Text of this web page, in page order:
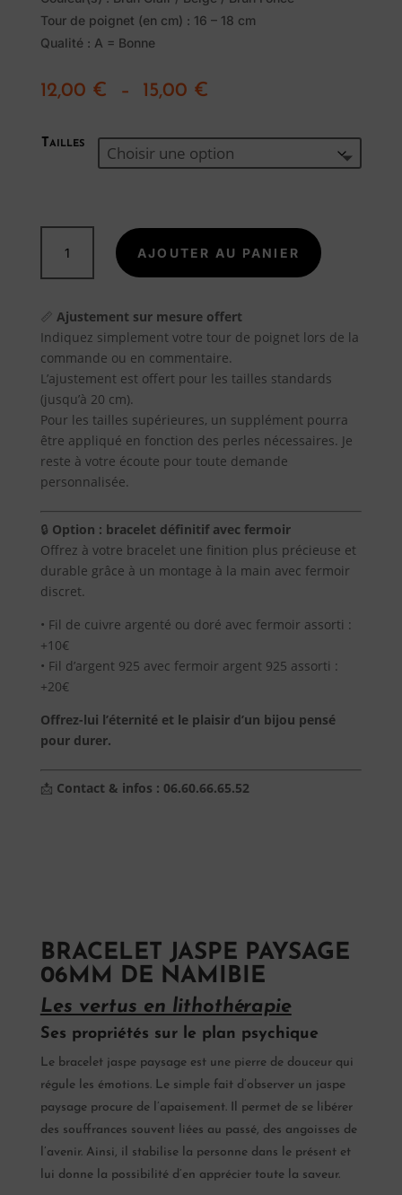
Pierres
Traditionnel
propos
Blog
Contact
Tour de poignet (en cm) : 16 – 18 cm
Qualité : A = Bonne
12,00 € – 15,00 €
12,00 €
à
Tailles
BRACELET
PAYSAGE
DE
NAMIBIE
AJOUTER AU PANIER
📏 Ajustement sur mesure offert
Indiquez simplement votre tour de poignet lors de la
commande ou en commentaire.
L’ajustement est offert pour les tailles standards
(jusqu’à 20 cm).
Pour les tailles supérieures, un supplément pourra
être appliqué en fonction des perles nécessaires. Je
reste à votre écoute pour toute demande
personnalisée.
🔒 Option : bracelet définitif avec fermoir
Offrez à votre bracelet une finition plus précieuse et
durable grâce à un montage à la main avec fermoir
discret.
• Fil de cuivre argenté ou doré avec fermoir assorti :
+10€
• Fil d’argent 925 avec fermoir argent 925 assorti :
+20€
Offrez-lui l’éternité et le plaisir d’un bijou pensé
pour durer.
📩 Contact & infos : 06.60.66.65.52
BRACELET JASPE PAYSAGE
06MM DE NAMIBIE
Les vertus en lithothérapie
Ses propriétés sur le plan psychique
Le bracelet jaspe paysage est une pierre de douceur qui
régule les émotions. Le simple fait d’observer un jaspe
paysage procure de l’apaisement. Il permet de se libérer
des souffrances souvent liées au passé, des angoisses de
l’avenir. Ainsi, il stabilise la personne dans le présent et
lui donne la possibilité d’en apprécier toute la saveur.